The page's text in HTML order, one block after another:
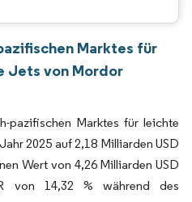
Marktes für
Jets von Mordor
pazifischen Marktes für leichte
2025 auf 2,18 Milliarden USD
Wert von 4,26 Milliarden USD
von 14,32 % während des